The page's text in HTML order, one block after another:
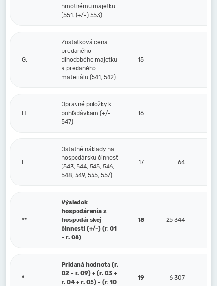
hmotnému majetku
(551, (+/-) 553)
G.
Zostatková cena
predaného
dlhodobého majetku
a predaného
materiálu (541, 542)
15
H.
Opravné položky k
pohľadávkam (+/-
547)
16
I.
Ostatné náklady na
hospodársku činnosť
(543, 544, 545, 546,
548, 549, 555, 557)
17 64
**
Výsledok
hospodárenia z
hospodárskej
činnosti (+/-) (r. 01
- r. 08)
18 25 344
*
Pridaná hodnota (r.
02 - r. 09) + (r. 03 +
r. 04 + r. 05) - (r. 10
19 -6 307